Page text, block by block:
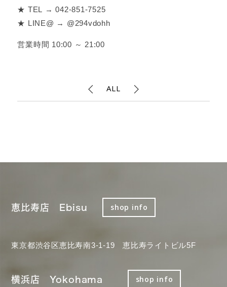
★ TEL → 042-851-7525
★ LINE@ → @294vdohh
営業時間 10:00 ～ 21:00
ALL
恵比寿店 Ebisu shop info
東京都渋谷区恵比寿南3-1-19 恵比寿ライトビル5F
横浜店 Yokohama shop info